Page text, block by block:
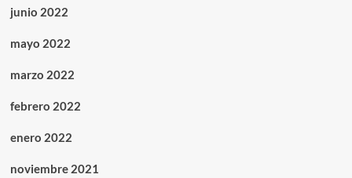
junio 2022
mayo 2022
marzo 2022
febrero 2022
enero 2022
noviembre 2021